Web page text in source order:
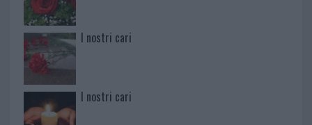
I nostri cari
I nostri cari